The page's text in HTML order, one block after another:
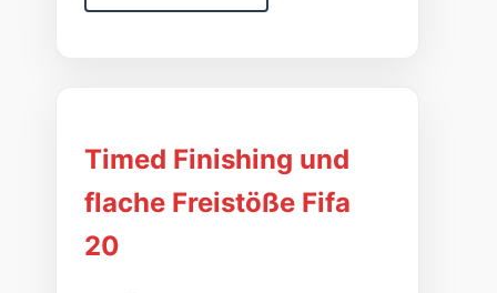
Timed Finishing und
flache Freistöße Fifa
20